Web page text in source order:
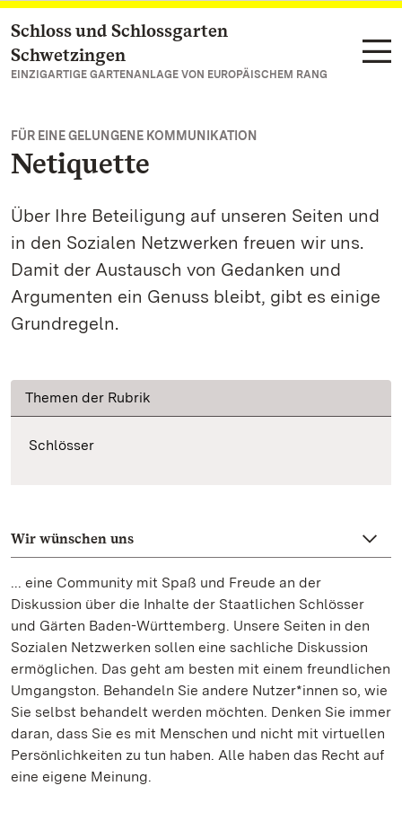
Zum Hauptinhalt springen
Schloss und Schlossgarten
Schwetzingen
EINZIGARTIGE GARTENANLAGE VON EUROPÄISCHEM RANG
FÜR EINE GELUNGENE KOMMUNIKATION
Netiquette
Über Ihre Beteiligung auf unseren Seiten und
in den Sozialen Netzwerken freuen wir uns.
Damit der Austausch von Gedanken und
Argumenten ein Genuss bleibt, gibt es einige
Grundregeln.
Themen der Rubrik
Schlösser
Wir wünschen uns
... eine Community mit Spaß und Freude an der
Diskussion über die Inhalte der Staatlichen Schlösser
und Gärten Baden-Württemberg. Unsere Seiten in den
Sozialen Netzwerken sollen eine sachliche Diskussion
ermöglichen. Das geht am besten mit einem freundlichen
Umgangston. Behandeln Sie andere Nutzer*innen so, wie
Sie selbst behandelt werden möchten. Denken Sie immer
daran, dass Sie es mit Menschen und nicht mit virtuellen
Persönlichkeiten zu tun haben. Alle haben das Recht auf
eine eigene Meinung.